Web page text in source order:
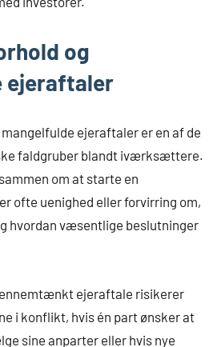
og
ejeraftaler
ejeraftaler er en af de
faldgruber blandt iværksættere.
om at starte en
ofte uenighed eller forvirring om,
hvordan væsentlige beslutninger
ejeraftale risikerer
i konflikt, hvis én part ønsker at
sine anparter eller hvis nye